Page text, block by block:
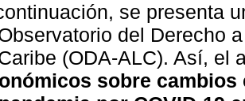
se presenta
del Derecho
(ODA-ALC). Así, el
sobre